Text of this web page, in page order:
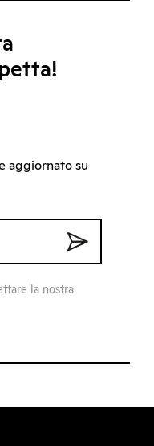
aggiornato su
la nostra